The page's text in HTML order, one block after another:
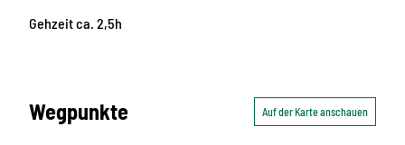
Gehzeit ca. 2,5h
Wegpunkte Auf der Karte anschauen